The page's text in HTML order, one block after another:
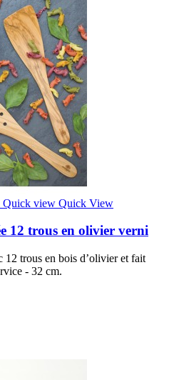
Quick view Quick View
12 trous en olivier verni
12 trous en bois d’olivier et fait
- 32 cm.